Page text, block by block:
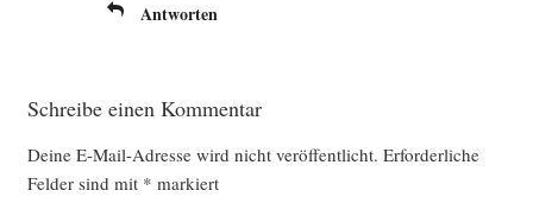
Antworten
Schreibe einen Kommentar
Deine E-Mail-Adresse wird nicht veröffentlicht. Erforderliche
Felder sind mit * markiert